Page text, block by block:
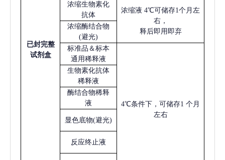
已封完整
试剂盒
浓缩生物素化
抗体
浓缩液 4℃可储存1个月左
右，
释后即用即弃
浓缩酶结合物
(避光)
标准品＆标本
通用稀释液
4℃条件下，可储存1 个月
左右
生物素化抗体
稀释液
酶结合物稀释
液
显色底物(避光)
反应终止液